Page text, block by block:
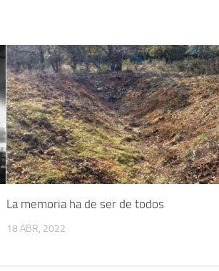
La memoria ha de ser de todos
18 ABR, 2022